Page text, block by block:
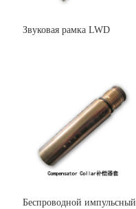
Звуковая рамка LWD
Беспроводной импульсный